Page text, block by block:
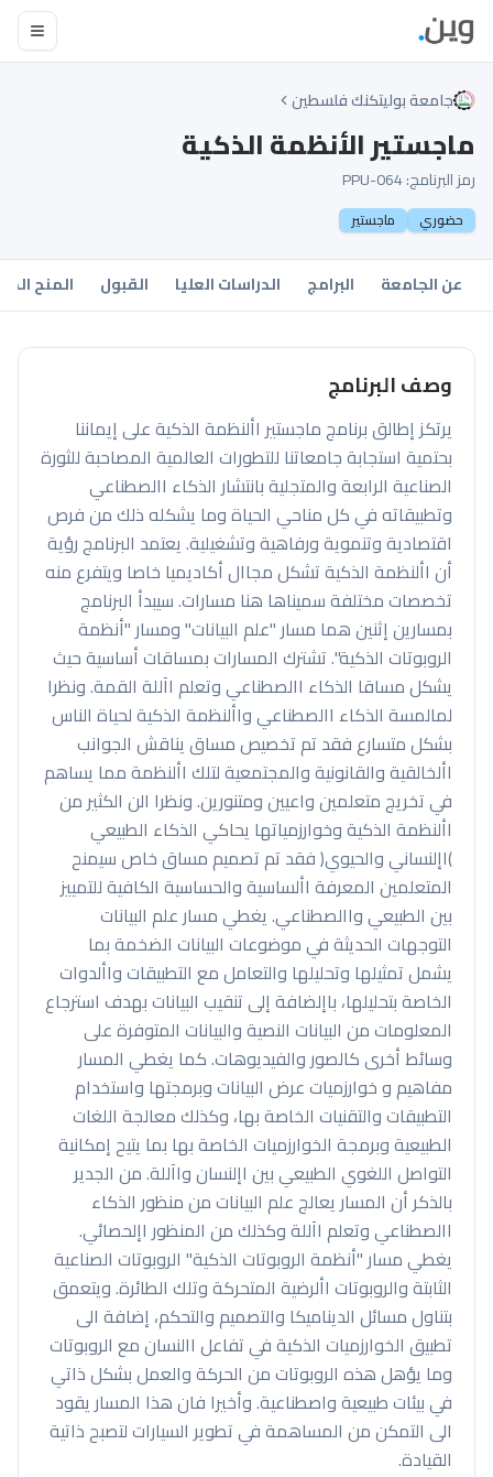
جامعة بوليتكنك فلسطين
ماجستير الأنظمة الذكية
رمز البرنامج:PPU-064
حضوري ماجستير
عن الجامعة البرامج الدراسات العليا القبول المنح
وصف البرنامج
يرتكز إطالق برنامج ماجستير األنظمة الذكية على إيماننا
بحتمية استجابة جامعاتنا للتطورات العالمية المصاحبة للثورة
الصناعية الرابعة والمتجلية بانتشار الذكاء االصطناعي
وتطبيقاته في كل مناحي الحياة وما يشكله ذلك من فرص
اقتصادية وتنموية ورفاهية وتشغيلية. يعتمد البرنامج رؤية
أن األنظمة الذكية تشكل مجاال أكاديميا خاصا ويتفرع منه
تخصصات مختلفة سميناها هنا مسارات. سيبدأ البرنامج
بمسارين إثنين هما مسار "علم البيانات" ومسار "أنظمة
الروبوتات الذكية". تشترك المسارات بمساقات أساسية حيث
يشكل مساقا الذكاء االصطناعي وتعلم اآللة القمة. ونظرا
لمالمسة الذكاء االصطناعي واألنظمة الذكية لحياة الناس
بشكل متسارع فقد تم تخصيص مساق يناقش الجوانب
األخالقية والقانونية والمجتمعية لتلك األنظمة مما يساهم
في تخريج متعلمين واعيين ومتنورين. ونظرا الن الكثير من
األنظمة الذكية وخوارزمياتها يحاكي الذكاء الطبيعي
)اإلنساني والحيوي( فقد تم تصميم مساق خاص سيمنح
المتعلمين المعرفة األساسية والحساسية الكافية للتمييز
بين الطبيعي واالصطناعي. يغطي مسار علم البيانات
التوجهات الحديثة في موضوعات البيانات الضخمة بما
يشمل تمثيلها وتحليلها والتعامل مع التطبيقات واألدوات
الخاصة بتحليلها، باإلضافة إلى تنقيب البيانات بهدف استرجاع
المعلومات من البيانات النصية والبيانات المتوفرة على
وسائط أخرى كالصور والفيديوهات. كما يغطي المسار
مفاهيم و خوارزميات عرض البيانات وبرمجتها واستخدام
التطبيقات والتقنيات الخاصة بها، وكذلك معالجة اللغات
الطبيعية وبرمجة الخوارزميات الخاصة بها بما يتيح إمكانية
التواصل اللغوي الطبيعي بين اإلنسان واآللة. من الجدير
بالذكر أن المسار يعالج علم البيانات من منظور الذكاء
االصطناعي وتعلم اآللة وكذلك من المنظور اإلحصائي.
يغطي مسار "أنظمة الروبوتات الذكية" الروبوتات الصناعية
الثابتة والروبوتات األرضية المتحركة وتلك الطائرة. ويتعمق
بتناول مسائل الديناميكا والتصميم والتحكم، إضافة الى
تطبيق الخوارزميات الذكية في تفاعل االنسان مع الروبوتات
وما يؤهل هذه الروبوتات من الحركة والعمل بشكل ذاتي
في بيئات طبيعية واصطناعية. وأخيرا فان هذا المسار يقود
الى التمكن من المساهمة في تطوير السيارات لتصبح ذاتية
القيادة.